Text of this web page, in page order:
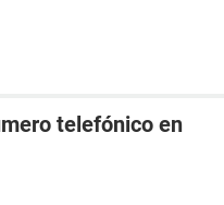
telefónico en